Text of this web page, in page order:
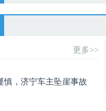
更多>>
慎，济宁车主坠崖事故